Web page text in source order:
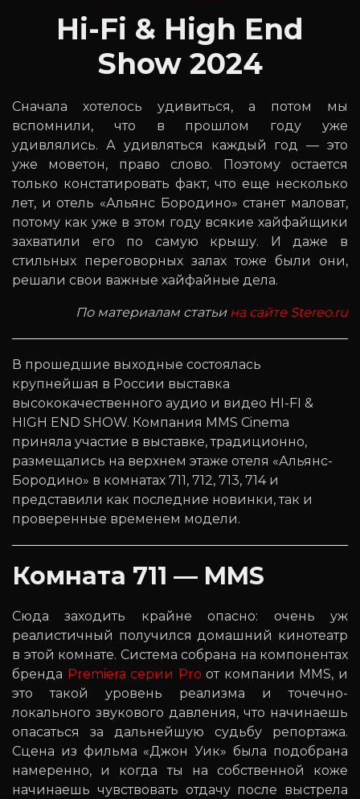
Hi-Fi & High End
Show 2024
Сначала хотелось удивиться, а потом мы
вспомнили, что в прошлом году уже
удивлялись. А удивляться каждый год — это
уже моветон, право слово. Поэтому остается
только констатировать факт, что еще несколько
лет, и отель «Альянс Бородино» станет маловат,
потому как уже в этом году всякие хайфайщики
захватили его по самую крышу. И даже в
стильных переговорных залах тоже были они,
решали свои важные хайфайные дела.
По материалам статьи на сайте Stereo.ru
В прошедшие выходные состоялась
крупнейшая в России выставка
высококачественного аудио и видео HI-FI &
HIGH END SHOW. Компания MMS Cinema
приняла участие в выставке, традиционно,
размещались на верхнем этаже отеля «Альянс-
Бородино» в комнатах 711, 712, 713, 714 и
представили как последние новинки, так и
проверенные временем модели.
Комната 711 — MMS
Сюда заходить крайне опасно: очень уж
реалистичный получился домашний кинотеатр
в этой комнате. Система собрана на компонентах
бренда Premiera серии Pro от компании MMS, и
это такой уровень реализма и точечно-
локального звукового давления, что начинаешь
опасаться за дальнейшую судьбу репортажа.
Сцена из фильма «Джон Уик» была подобрана
намеренно, и когда ты на собственной коже
начинаешь чувствовать отдачу после выстрела